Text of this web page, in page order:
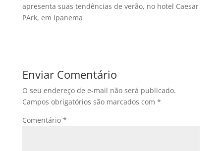
apresenta suas tendências de verão, no hotel Caesar
PArk, em Ipanema
Enviar Comentário
O seu endereço de e-mail não será publicado.
Campos obrigatórios são marcados com *
Comentário *